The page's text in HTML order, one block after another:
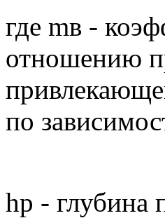
где mв -
отношению
по
hp - глубина